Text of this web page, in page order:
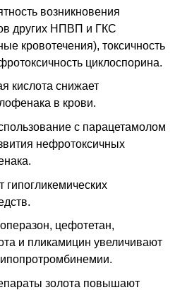
возникновения
других НПВП и ГКС
кровотечения), токсичность
циклоспорина.
кислота снижает
в крови.
с парацетамолом
нефротоксичных
цефотетан,
и пликамицин увеличивают
золота повышают